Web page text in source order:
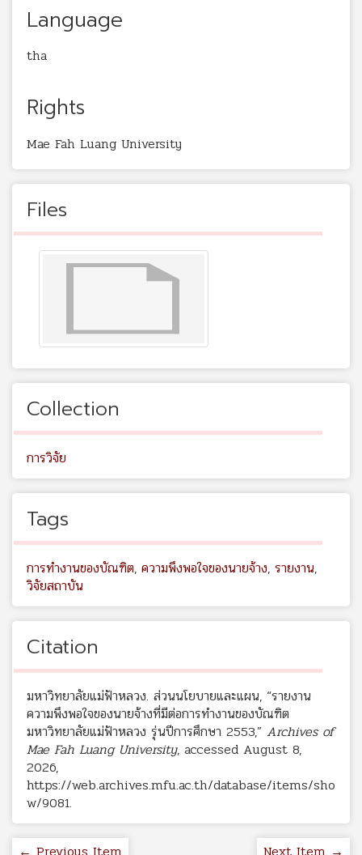
Language
tha
Rights
Mae Fah Luang University
Files
Collection
การวิจัย
Tags
การทำงานของบัณฑิต, ความพึงพอใจของนายจ้าง, รายงาน,
วิจัยสถาบัน
Citation
มหาวิทยาลัยแม่ฟ้าหลวง. ส่วนนโยบายและแผน, “รายงาน
ความพึงพอใจของนายจ้างที่มีต่อการทำงานของบัณฑิต
มหาวิทยาลัยแม่ฟ้าหลวง รุ่นปีการศึกษา 2553,” Archives of
Mae Fah Luang University, accessed August 8,
2026,
https://web.archives.mfu.ac.th/database/items/sho
w/9081.